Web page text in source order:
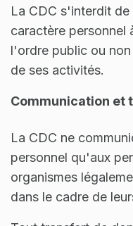
La CDC s'interdit
caractère personnel
l'ordre public ou
de ses activités.
Communication et
La CDC ne
personnel qu'aux
organismes
dans le cadre de